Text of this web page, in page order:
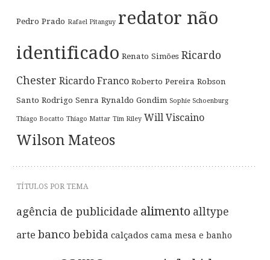
Pedro Prado Rafael Pitanguy redator não
identificado Renato Simões Ricardo
Chester Ricardo Franco Roberto Pereira Robson
Santo Rodrigo Senra Rynaldo Gondim Sophie Schoenburg
Thiago Bocatto Thiago Mattar Tim Riley Will Viscaino
Wilson Mateos
TÍTULOS POR TEMA
agência de publicidade alimento alltype
arte banco bebida calçados cama mesa e banho